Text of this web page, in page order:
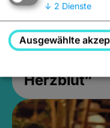
Freitags und
16:00 bis 17:30
Führung:
Herzblut“
↓ 2 Dienste
Ausgewählte